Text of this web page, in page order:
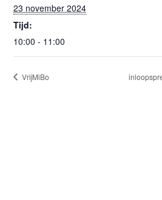
23 november 2024
Tijd:
10:00 - 11:00
VrijMiBo